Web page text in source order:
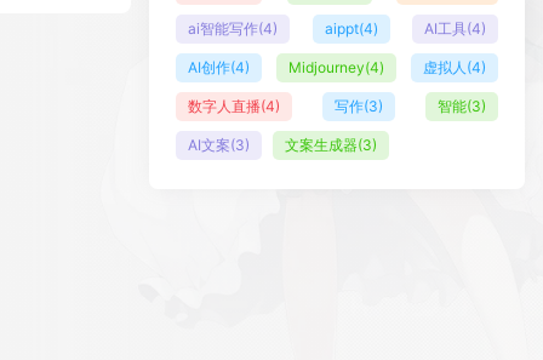
ai智能写作(4) aippt(4) AI工具(4)
AI创作(4) Midjourney(4) 虚拟人 (4)
数字人直播(4) 写作(3) 智能(3)
AI文案(3) 文案生成器(3)